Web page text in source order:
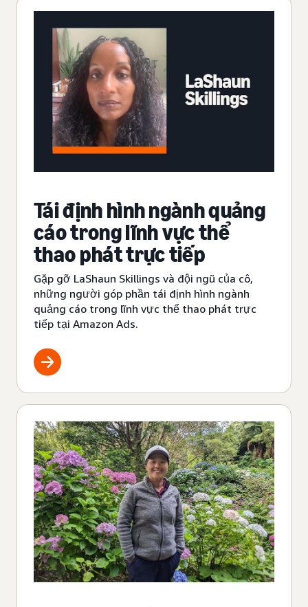
Tái định hình ngành quảng
cáo trong lĩnh vực thể
thao phát trực tiếp
Gặp gỡ LaShaun Skillings và đội ngũ của cô,
những người góp phần tái định hình ngành
quảng cáo trong lĩnh vực thể thao phát trực
tiếp tại Amazon Ads.